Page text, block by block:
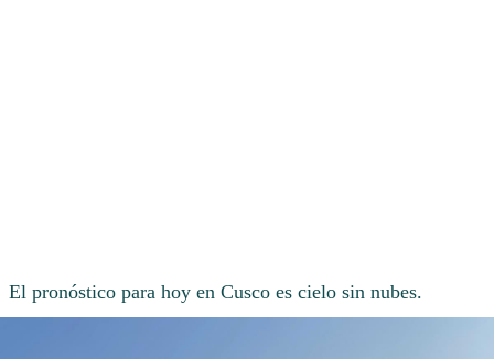
El pronóstico para hoy en Cusco es cielo sin nubes.